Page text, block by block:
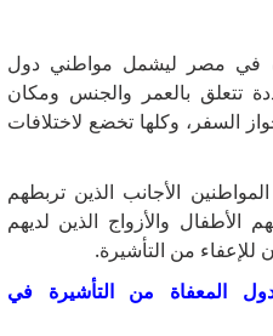
في مصر ليشمل مواطني دول
تتعلق بالعمر والجنس ومكان
السفر، وكلها تخضع لاختلافات
الأجانب الذين تربطهم
الأطفال والأزواج الذين لديهم
من التأشيرة.
المعفاة من التأشيرة في